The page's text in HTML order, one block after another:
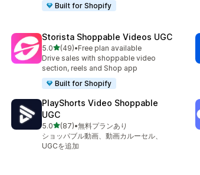
Built for Shopify
Storista Shoppable Videos UGC
5.05つ星中
(49)
合計レビュー数：49件
•Free plan available
Drive sales with shoppable video
section, reels and Shop app
Built for Shopify
PlayShorts Video Shoppable
UGC
5.05つ星中
(87)
合計レビュー数：87件
•無料プランあり
ショッパブル動画、動画カルーセル、
UGCを追加